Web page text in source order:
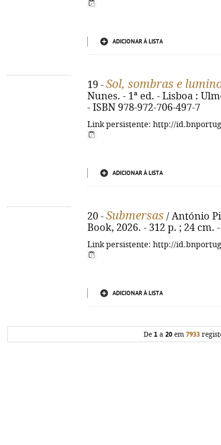
ADICIONAR À LISTA
19 - Sol, sombras e
Nunes. - 1ª ed. - Lisboa :
- ISBN 978-972-706-497-7
Link persistente: http://
ADICIONAR À LISTA
20 - Submersas / António
Book, 2026. - 312 p. ; 24 cm.
Link persistente: http://
ADICIONAR À LISTA
De 1a 20em 7933